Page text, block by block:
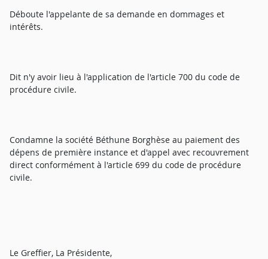
Déboute l'appelante de sa demande en dommages et
intérêts.
Dit n'y avoir lieu à l'application de l'article 700 du code de
procédure civile.
Condamne la société Béthune Borghèse au paiement des
dépens de première instance et d'appel avec recouvrement
direct conformément à l'article 699 du code de procédure
civile.
Le Greffier, La Présidente,